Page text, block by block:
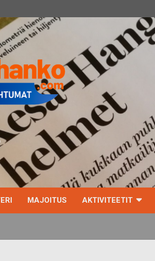
MAJOITUS AKTIVITEETIT